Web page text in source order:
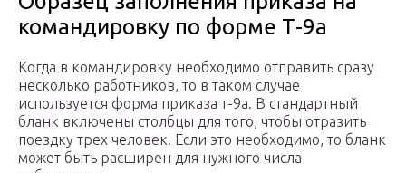
командировку по форме Т-9а
Когда в командировку необходимо отправить сразу
несколько работников, то в таком случае
используется форма приказа т-9а. В стандартный
бланк включены столбцы для того, чтобы отразить
поездку трех человек. Если это необходимо, то бланк
может быть расширен для нужного числа